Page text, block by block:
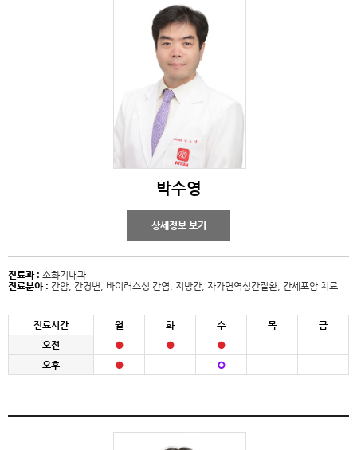
박수영
상세정보 보기
진료과 : 소화기내과
진료분야 : 간암, 간경변, 바이러스성 간염, 지방간, 자가면역성간질환, 간세포암 치료
진료시간 월 화 수 목
금
오전
오후